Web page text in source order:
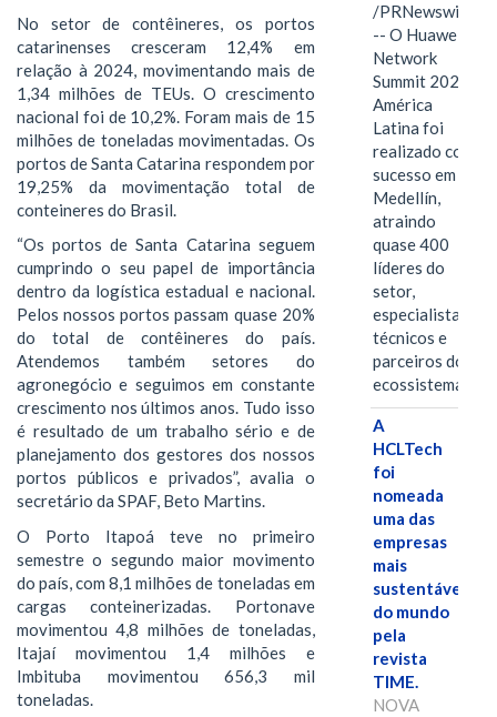
No setor de contêineres, os portos
catarinenses cresceram 12,4% em
relação à 2024, movimentando mais de
1,34 milhões de TEUs. O crescimento
nacional foi de 10,2%. Foram mais de 15
milhões de toneladas movimentadas. Os
portos de Santa Catarina respondem por
19,25% da movimentação total de
conteineres do Brasil.
“Os portos de Santa Catarina seguem
cumprindo o seu papel de importância
dentro da logística estadual e nacional.
Pelos nossos portos passam quase 20%
do total de contêineres do país.
Atendemos também setores do
agronegócio e seguimos em constante
crescimento nos últimos anos. Tudo isso
é resultado de um trabalho sério e de
planejamento dos gestores dos nossos
portos públicos e privados”, avalia o
secretário da SPAF, Beto Martins.
O Porto Itapoá teve no primeiro
semestre o segundo maior movimento
do país, com 8,1 milhões de toneladas em
cargas conteinerizadas. Portonave
movimentou 4,8 milhões de toneladas,
Itajaí movimentou 1,4 milhões e
Imbituba movimentou 656,3 mil
toneladas.
/PRNewswire/
-- O Huawei
Network
Summit 2026
América
Latina foi
realizado com
sucesso em
Medellín,
atraindo
quase 400
líderes do
setor,
especialistas
técnicos e
parceiros do
ecossistema.…
A
HCLTech
foi
nomeada
uma das
empresas
mais
sustentáveis
do mundo
pela
revista
TIME.
NOVA